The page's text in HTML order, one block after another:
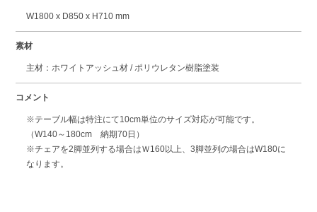
W1800 x D850 x H710 mm
素材
主材：ホワイトアッシュ材 / ポリウレタン樹脂塗装
コメント
※テーブル幅は特注にて10cm単位のサイズ対応が可能です。
（W140～180cm 納期70日）
※チェアを2脚並列する場合はＷ160以上、3脚並列の場合はW180に
なります。